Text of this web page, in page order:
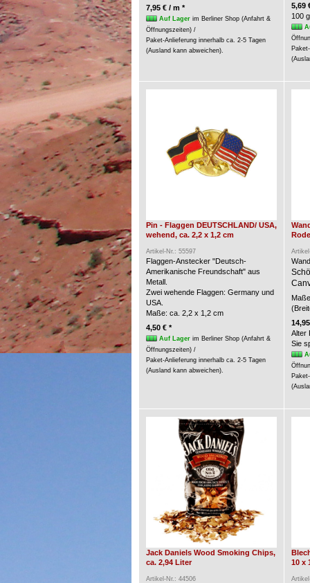
7,95 € / m *
Auf Lagerim Berliner Shop (Anfahrt &
Öffnungszeiten) /
Paket-Anlieferung innerhalb ca. 2-5 Tagen
(Ausland kann abweichen).
5,69
100
Pin - Flaggen DEUTSCHLAND/ USA,
wehend, ca. 2,2 x 1,2 cm
Artikel-Nr.: 55597
Flaggen-Anstecker "Deutsch-
Amerikanische Freundschaft" aus
Metall.
Zwei wehende Flaggen: Germany und
USA.
Maße: ca. 2,2 x 1,2 cm
4,50 € *
Auf Lagerim Berliner Shop (Anfahrt &
Öffnungszeiten) /
Paket-Anlieferung innerhalb ca. 2-5 Tagen
(Ausland kann abweichen).
Alter
Sie
Jack Daniels Wood Smoking Chips,
ca. 2,94 Liter
Artikel-Nr.: 44506
10 x